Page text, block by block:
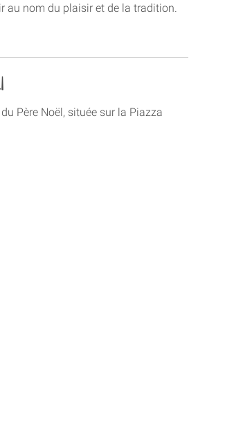
au nom du plaisir et de la tradition.
Père Noël, située sur la Piazza